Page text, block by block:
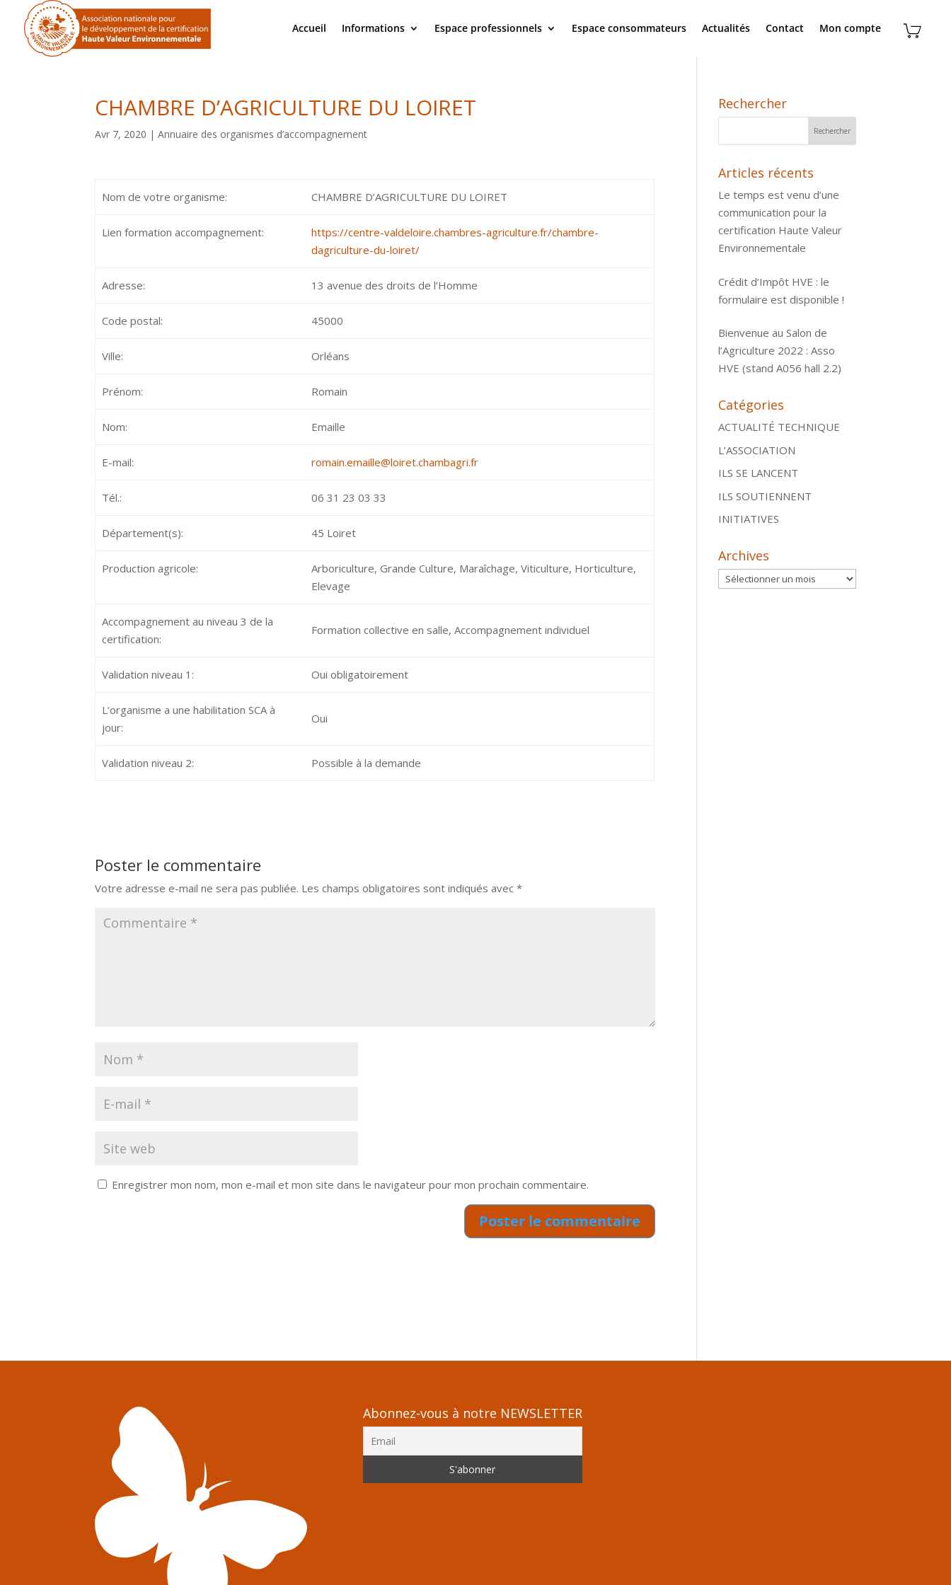
Accueil Informations Espace professionnels Espace consommateurs Actualités Contact Mon compte
CHAMBRE D’AGRICULTURE DU LOIRET
Avr 7, 2020 |Annuaire des organismes d’accompagnement
Nom de votre organisme: CHAMBRE D’AGRICULTURE DU LOIRET
Lien formation accompagnement:
https://centre-valdeloire.chambres-agriculture.fr/chambre-
dagriculture-du-loiret/
Adresse: 13 avenue des droits de l’Homme
Code postal: 45000
Ville: Orléans
Prénom: Romain
Nom: Emaille
E-mail: romain.emaille@loiret.chambagri.fr
Tél.: 06 31 23 03 33
Département(s): 45 Loiret
Production agricole:
Arboriculture, Grande Culture, Maraîchage, Viticulture, Horticulture,
Elevage
Accompagnement au niveau 3 de la
certification:
Formation collective en salle, Accompagnement individuel
Validation niveau 1: Oui obligatoirement
L’organisme a une habilitation SCA à
jour:
Oui
Validation niveau 2: Possible à la demande
Poster le commentaire
Votre adresse e-mail ne sera pas publiée. Les champs obligatoires sont indiqués avec*
Enregistrer mon nom, mon e-mail et mon site dans le navigateur pour mon prochain commentaire.
Rechercher
Articles récents
Le temps est venu d’une
communication pour la
certification Haute Valeur
Environnementale
Crédit d’Impôt HVE : le
formulaire est disponible !
Bienvenue au Salon de
l’Agriculture 2022 : Asso
HVE (stand A056 hall 2.2)
Catégories
ACTUALITÉ TECHNIQUE
L’ASSOCIATION
ILS SE LANCENT
ILS SOUTIENNENT
INITIATIVES
Archives
Archives
Abonnez-vous à notre NEWSLETTER